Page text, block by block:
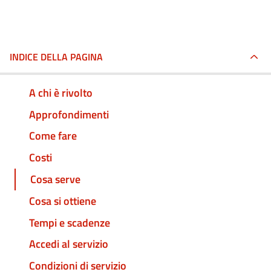
INDICE DELLA PAGINA
A chi è rivolto
Approfondimenti
Come fare
Costi
Cosa serve
Cosa si ottiene
Tempi e scadenze
Accedi al servizio
Condizioni di servizio